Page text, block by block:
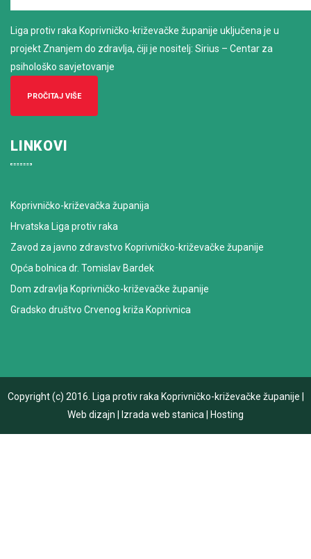
Liga protiv raka Koprivničko-križevačke županije uključena je u
projekt Znanjem do zdravlja, čiji je nositelj: Sirius – Centar za
psihološko savjetovanje
PROČITAJ VIŠE
LINKOVI
Koprivničko-križevačka županija
Hrvatska Liga protiv raka
Zavod za javno zdravstvo Koprivničko-križevačke županije
Opća bolnica dr. Tomislav Bardek
Dom zdravlja Koprivničko-križevačke županije
Gradsko društvo Crvenog križa Koprivnica
Copyright (c) 2016. Liga protiv raka Koprivničko-križevačke županije
Web dizajn
Izrada web stanica Hosting